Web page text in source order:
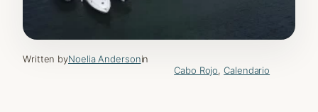
Written byNoelia Andersonin
Cabo Rojo, Calendario